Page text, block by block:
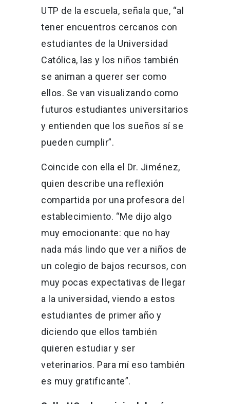
UTP de la escuela, señala que, “al
tener encuentros cercanos con
estudiantes de la Universidad
Católica, las y los niños también
se animan a querer ser como
ellos. Se van visualizando como
futuros estudiantes universitarios
y entienden que los sueños sí se
pueden cumplir”.
Coincide con ella el Dr. Jiménez,
quien describe una reflexión
compartida por una profesora del
establecimiento. “Me dijo algo
muy emocionante: que no hay
nada más lindo que ver a niños de
un colegio de bajos recursos, con
muy pocas expectativas de llegar
a la universidad, viendo a estos
estudiantes de primer año y
diciendo que ellos también
quieren estudiar y ser
veterinarios. Para mí eso también
es muy gratificante”.